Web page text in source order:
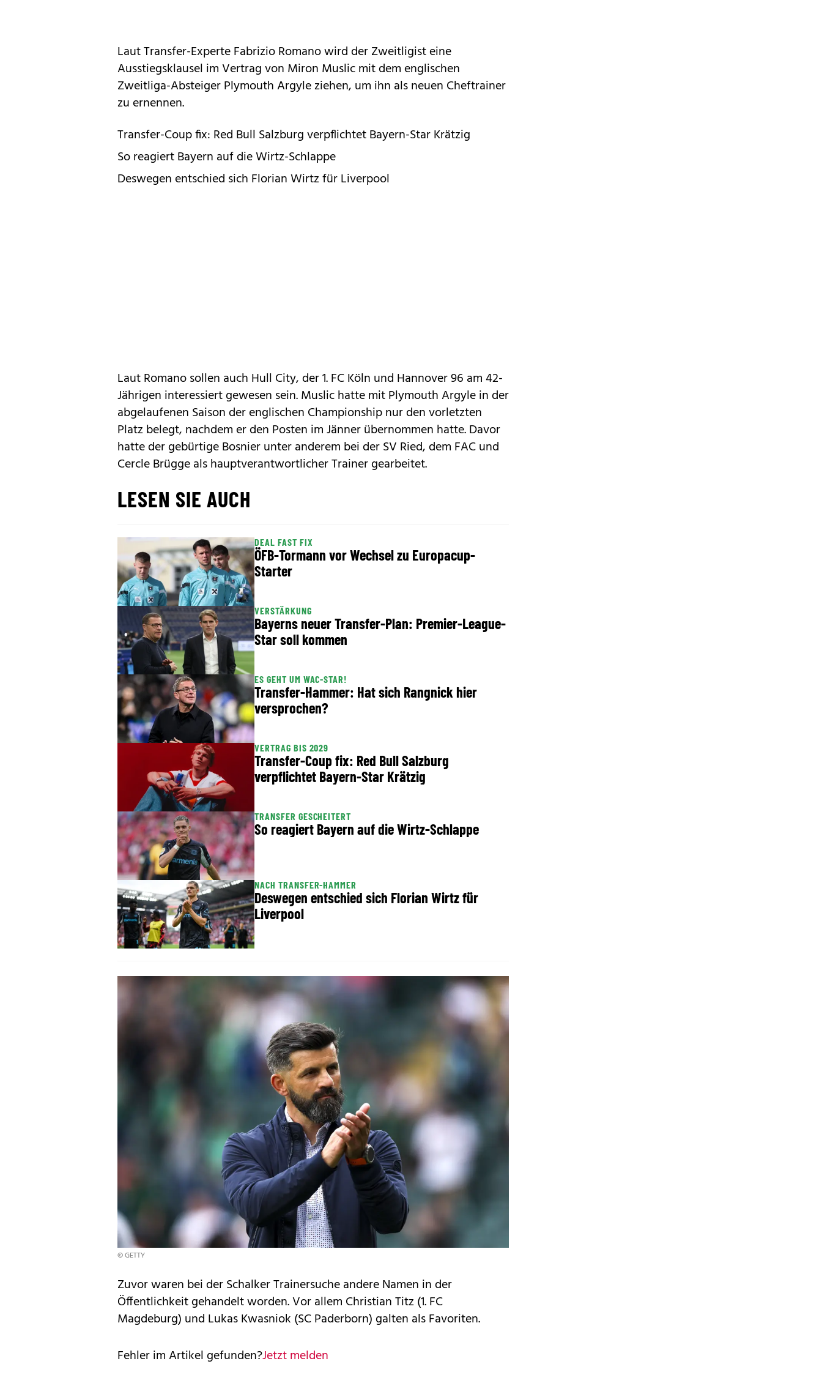
Laut Transfer-Experte Fabrizio Romano wird der Zweitligist eine
Ausstiegsklausel im Vertrag von Miron Muslic mit dem englischen
Zweitliga-Absteiger Plymouth Argyle ziehen, um ihn als neuen Cheftrainer
zu ernennen.
Transfer-Coup fix: Red Bull Salzburg verpflichtet Bayern-Star Krätzig
So reagiert Bayern auf die Wirtz-Schlappe
Deswegen entschied sich Florian Wirtz für Liverpool
Laut Romano sollen auch Hull City, der 1. FC Köln und Hannover 96 am 42-
Jährigen interessiert gewesen sein. Muslic hatte mit Plymouth Argyle in der
abgelaufenen Saison der englischen Championship nur den vorletzten
Platz belegt, nachdem er den Posten im Jänner übernommen hatte. Davor
hatte der gebürtige Bosnier unter anderem bei der SV Ried, dem FAC und
Cercle Brügge als hauptverantwortlicher Trainer gearbeitet.
LESEN SIE AUCH
DEAL FAST FIX
ÖFB-Tormann vor Wechsel zu Europacup-
Starter
VERSTÄRKUNG
Bayerns neuer Transfer-Plan: Premier-League-
Star soll kommen
ES GEHT UM WAC-STAR!
Transfer-Hammer: Hat sich Rangnick hier
versprochen?
VERTRAG BIS 2029
Transfer-Coup fix: Red Bull Salzburg
verpflichtet Bayern-Star Krätzig
TRANSFER GESCHEITERT
So reagiert Bayern auf die Wirtz-Schlappe
NACH TRANSFER-HAMMER
Deswegen entschied sich Florian Wirtz für
Liverpool
© GETTY
Zuvor waren bei der Schalker Trainersuche andere Namen in der
Öffentlichkeit gehandelt worden. Vor allem Christian Titz (1. FC
Magdeburg) und Lukas Kwasniok (SC Paderborn) galten als Favoriten.
Fehler im Artikel gefunden?Jetzt melden